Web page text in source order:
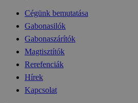
Cégünk bemutatása
Gabonasilók
Gabonaszárítók
Magtisztítók
Rerefenciák
Hírek
Kapcsolat